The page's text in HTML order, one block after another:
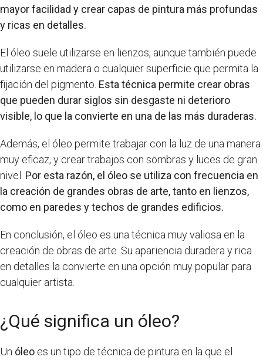
mayor facilidad y crear capas de pintura más profundas
y ricas en detalles.
El óleo suele utilizarse en lienzos, aunque también puede
utilizarse en madera o cualquier superficie que permita la
fijación del pigmento. Esta técnica permite crear obras
que pueden durar siglos sin desgaste ni deterioro
visible, lo que la convierte en una de las más duraderas.
Además, el óleo permite trabajar con la luz de una manera
muy eficaz, y crear trabajos con sombras y luces de gran
nivel. Por esta razón, el óleo se utiliza con frecuencia en
la creación de grandes obras de arte, tanto en lienzos,
como en paredes y techos de grandes edificios.
En conclusión, el óleo es una técnica muy valiosa en la
creación de obras de arte. Su apariencia duradera y rica
en detalles la convierte en una opción muy popular para
cualquier artista.
¿Qué significa un óleo?
Un óleo es un tipo de técnica de pintura en la que el